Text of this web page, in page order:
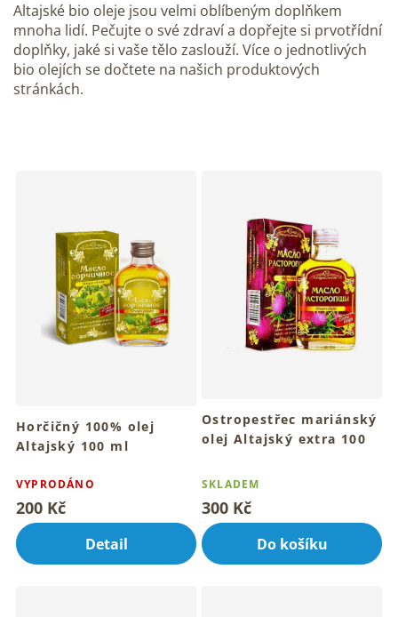
Altajské bio oleje jsou velmi oblíbeným doplňkem
mnoha lidí. Pečujte o své zdraví a dopřejte si prvotřídní
doplňky, jaké si vaše tělo zaslouží. Více o jednotlivých
bio olejích se dočtete na našich produktových
stránkách.
Horčičný 100% olej
Altajský 100 ml
zdravý rituál
VYPRODÁNO
200 Kč
Detail
Ostropestřec mariánský
olej Altajský extra 100
Tradiční rituál péče o tvoje
tělo denně
hodnocení
produktu
je
5,0
z
SKLADEM
300 Kč
Do košíku